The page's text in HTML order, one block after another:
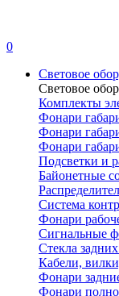
0
Световое
Световое
Комплекты
Фонари
Фонари
Фонари
Подсветки и
Байонетные
Система
Фонари
Сигнальные
Стекла
Кабели,
Фонари
Фонари